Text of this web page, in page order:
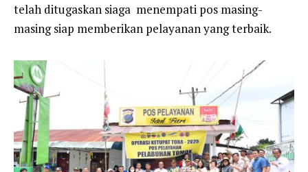
telah ditugaskan siaga menempati pos masing-
masing siap memberikan pelayanan yang terbaik.